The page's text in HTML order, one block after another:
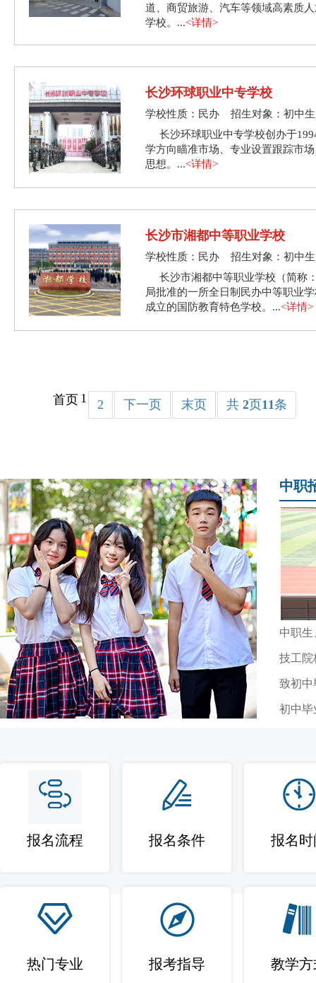
道、商贸旅游、汽车等领域高素质
学校。...<详情>
长沙环球职业中专学校
学校性质：民办 招生对象：初中生
长沙环球职业中专学校创办于
学方向瞄准市场、专业设置跟踪市
思想。...<详情>
长沙市湘都中等职业学校
学校性质：民办 招生对象：初中生
长沙市湘都中等职业学校（简称
局批准的一所全日制民办中等职业
成立的国防教育特色学校。...<详情>
首页 1 2 下一页 末页 共 2页11条
中职
技工院
致初
初中毕
报名流程 报名条件 报名时
热门专业 报考指导 教学方